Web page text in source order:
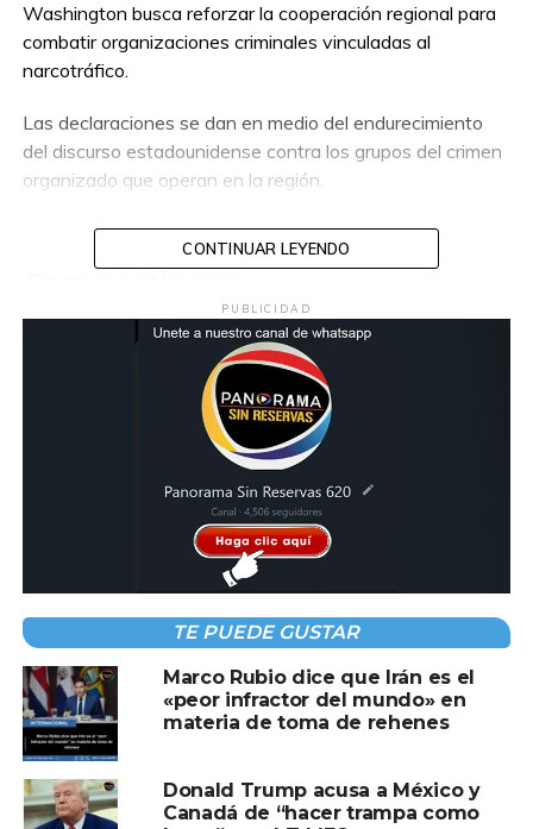
Washington busca reforzar la cooperación regional para
combatir organizaciones criminales vinculadas al
narcotráfico.
Las declaraciones se dan en medio del endurecimiento
del discurso estadounidense contra los grupos del crimen
organizado que operan en la región.
#DONALD TRUMP
OMS no recomienda restringir viajes por
brote de ébola en África
NO TE PIERDAS
Estados Unidos y México iniciarán
negociaciones para revisión del T-MEC
CONTINUAR LEYENDO
PUBLICIDAD
TE PUEDE GUSTAR
Marco Rubio dice que Irán es el
«peor infractor del mundo» en
materia de toma de rehenes
Donald Trump acusa a México y
Canadá de “hacer trampa como